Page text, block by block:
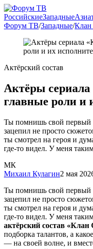
РоссийскиеЗападные
Форум ТВ/Западные/Клан
Актёрский состав
Актёры
главные роли и
Ты помнишь свой первый
зацепил не просто
ты смотрел на героя и
где-то видел. У меня
МК
Михаил Кулагин2 мая
Ты помнишь свой первый
зацепил не просто
ты смотрел на героя и
где-то видел. У меня
актёрский состав «Клан
подборка талантов, а
— на своей волне, и